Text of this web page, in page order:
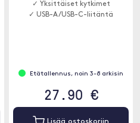
✓ Yksittäiset kytkimet
✓ USB-A/USB-C-liitäntä
Etätallennus, noin 3-8 arkisin
27.90 €